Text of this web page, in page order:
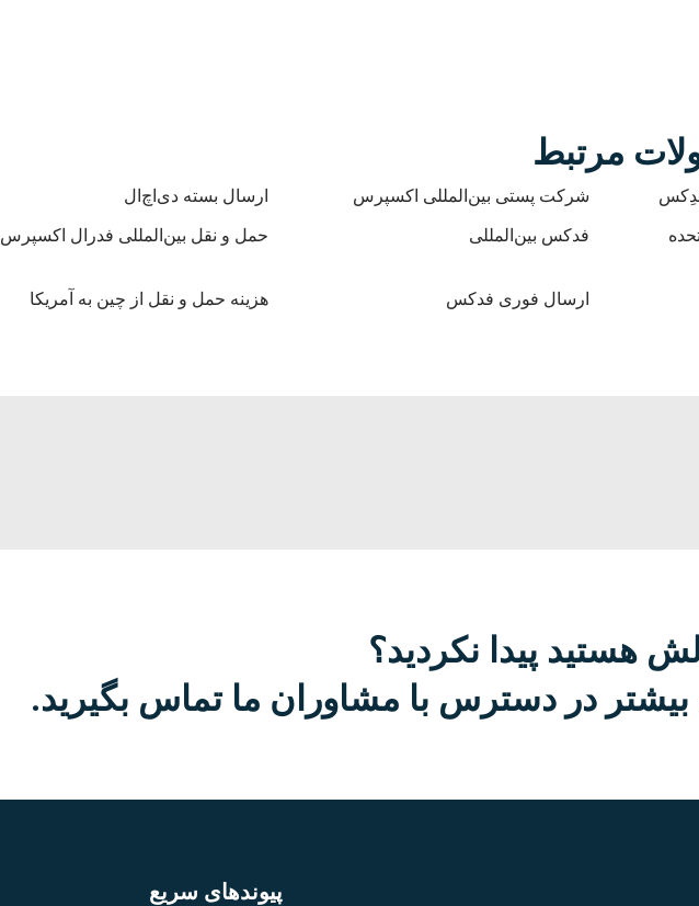
مرتبط
شرکت پستی بین‌المللی اکسپرس ارسال بسته دی‌اچ‌ال
فدکس بین‌المللی حمل و نقل بین‌المللی فدرال اکسپرس
ارسال فوری فدکس هزینه حمل و نقل از چین به آمریکا
هستید پیدا نکردید؟
در دسترس با مشاوران ما تماس بگیرید.
پیوندهای سریع